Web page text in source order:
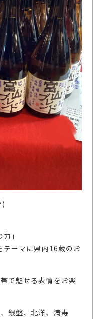
」
ーマに県内16蔵のお
で魅せる表情をお楽
銀盤、北洋、満寿